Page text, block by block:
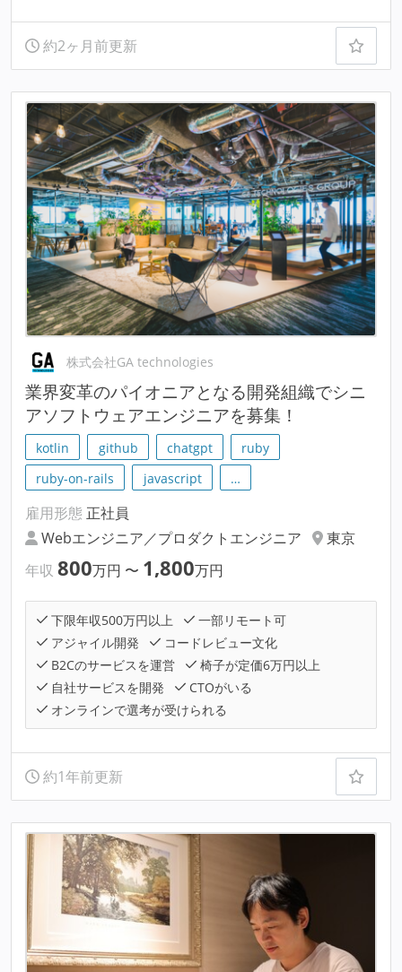
約2ヶ月前更新
株式会社GA technologies
業界変革のパイオニアとなる開発組織でシニ
アソフトウェアエンジニアを募集！
kotlin github chatgpt
ruby
ruby-on-rails
javascript …
雇用形態 正社員
Webエンジニア／プロダクトエンジニア
東京
年収 800万円 〜 1,800万円
下限年収500万円以上
一部リモート可
アジャイル開発
コードレビュー文化
B2Cのサービスを運営
椅子が定価6万円以上
自社サービスを開発
CTOがいる
オンラインで選考が受けられる
約1年前更新